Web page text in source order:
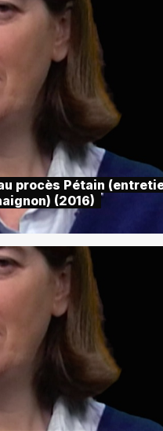
procès Pétain
(2016)